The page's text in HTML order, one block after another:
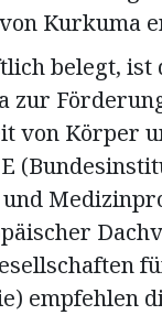
Kurkuma
belegt, ist
zur
von Körper
empfehlen